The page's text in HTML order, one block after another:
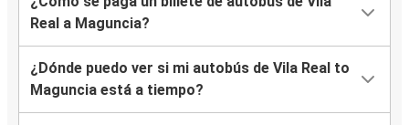
Real a Maguncia?
¿Dónde puedo ver si mi autobús de Vila Real to
Maguncia está a tiempo?